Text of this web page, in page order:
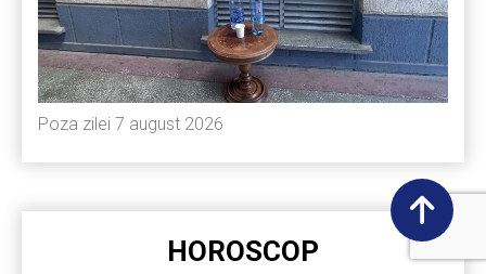
Poza zilei 7 august 2026
HOROSCOP